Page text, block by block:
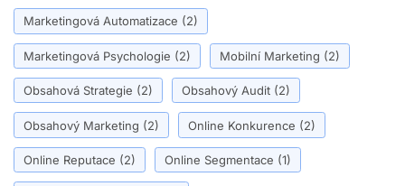
Marketingová Automatizace (2)
Marketingová Psychologie (2) Mobilní Marketing (2)
Obsahová Strategie (2) Obsahový Audit (2)
Obsahový Marketing (2) Online Konkurence (2)
Online Reputace (2) Online Segmentace (1)